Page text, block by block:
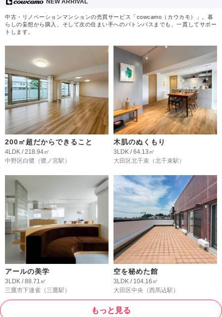
NEW ARRIVAL
中古・リノベーションマンションの売買サービス「cowcamo（カウカモ）」。暮
らしの妄想から購入、そして次の住まい手へのバトンパスまでも、一貫してサポー
トします。
200㎡超だからできること
4LDK / 218.94㎡
中野区白鷺 （鷺ノ宮駅）
木肌のぬくもり
3LDK / 64.13㎡
大田区北千束 （北千束駅）
アールの美学
3LDK / 88.71㎡
三鷹市下連雀 （三鷹駅）
空を秘めた館
3LDK / 104.16㎡
大田区中央 （西馬込駅）
もっと見る